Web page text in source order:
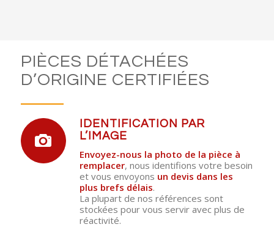
PIÈCES DÉTACHÉES
D’ORIGINE CERTIFIÉES
IDENTIFICATION PAR
L’IMAGE
Envoyez-nous la photo de la pièce à
remplacer, nous identifions votre besoin
et vous envoyons un devis dans les
plus brefs délais.
La plupart de nos références sont
stockées pour vous servir avec plus de
réactivité.